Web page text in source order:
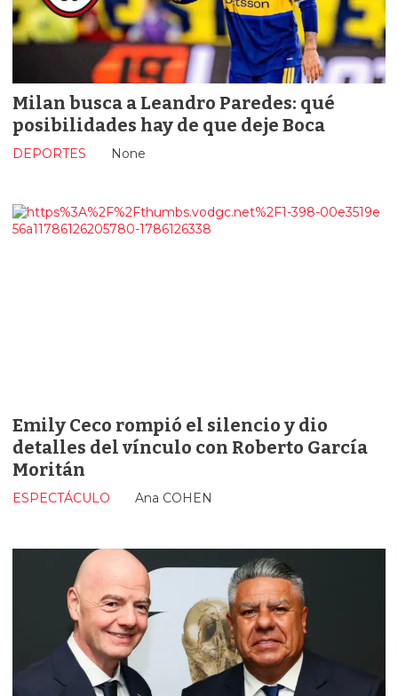
Milan busca a Leandro Paredes: qué
posibilidades hay de que deje Boca
None
DEPORTES
Emily Ceco rompió el silencio y dio
detalles del vínculo con Roberto García
Moritán
Ana COHEN
ESPECTÁCULO